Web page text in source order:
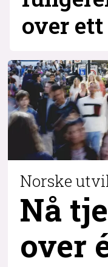
over ett
Norske
Nå
over